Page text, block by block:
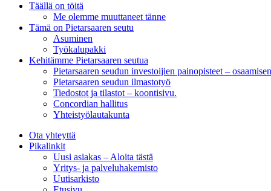
Täällä on töitä
Me olemme muuttaneet tänne
Tämä on Pietarsaaren seutu
Asuminen
Työkalupakki
Kehitämme Pietarsaaren seutua
Pietarsaaren seudun investoijien painopisteet –
Pietarsaaren seudun ilmastotyö
Tiedostot ja tilastot – koontisivu.
Concordian hallitus
Yhteistyölautakunta
Ota yhteyttä
Pikalinkit
Uusi asiakas – Aloita tästä
Yritys- ja palveluhakemisto
Uutisarkisto